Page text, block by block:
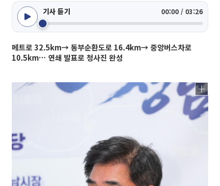
기사 듣기 00:00 / 03:26
메트로 32.5km→ 동부순환도로 16.4km→ 중앙버스차로
10.5km… 연쇄 발표로 청사진 완성